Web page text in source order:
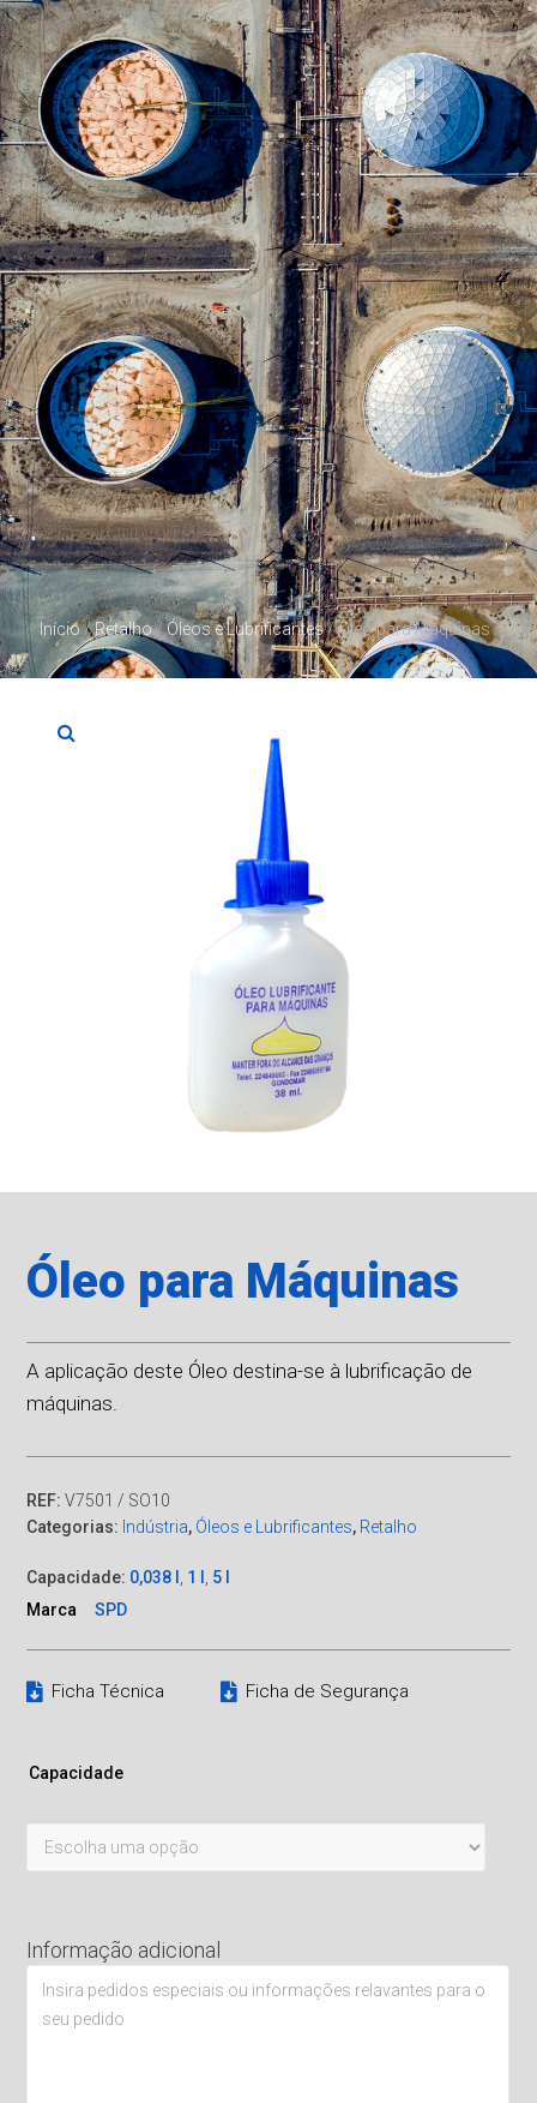
Início/Retalho/Óleos e Lubrificantes/ Óleo para Máquinas
Óleo para Máquinas
A aplicação deste Óleo destina-se à lubrificação de
máquinas.
REF:V7501 / SO10
Categorias: Indústria, Óleos e Lubrificantes, Retalho
Capacidade: 0,038 l 1 l
5 l
Marca
SPD
Ficha Técnica Ficha de Segurança
Capacidade
Informação adicional